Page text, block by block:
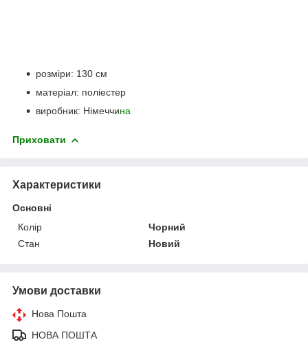
розміри: 130 см
матеріал: поліестер
виробник: Німеччина
Приховати
Характеристики
Основні
Колір
Чорний
Стан
Новий
Умови доставки
Нова Пошта
НОВА ПОШТА